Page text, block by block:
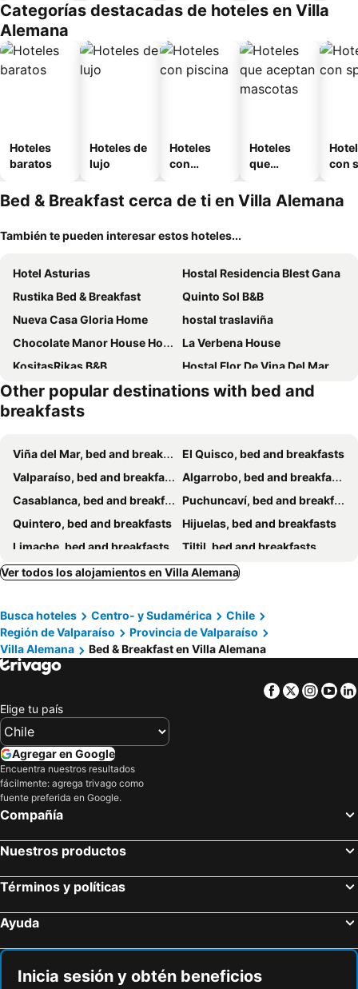
o
Categorías destacadas de hoteles en Villa
Alemana
Hoteles
baratos
Hoteles de
lujo
Hoteles
con
Hoteles
que
mascotas
con
Bed & Breakfast cerca de ti en Villa Alemana
También te pueden interesar estos hoteles...
Hotel Asturias
Hostal Residencia Blest Gana
Rustika Bed & Breakfast
Quinto Sol B&B
Nueva Casa Gloria Home
hostal traslaviña
Chocolate Manor House Hotel Boutique
La Verbena House
KositasRikas B&B
Hostal Flor De Vina Del Mar
Habitacion amoblada single
Hostal Terraza Traslaviña
Arce Marron
Quinta Mar 6 Norte 985
La Casa De Eduardo En Renaca
Turismo Quintamar 5 Poniente 431
Habiteca Acentto B&B
Alojamiento Viña, Tranquilidad Y Conectividad
Other popular destinations with bed and
breakfasts
Viña del Mar, bed and breakfasts
El Quisco, bed and breakfasts
Valparaíso, bed and breakfasts
Algarrobo, bed and breakfasts
Casablanca, bed and breakfasts
Puchuncaví, bed and breakfasts
Quintero, bed and breakfasts
Hijuelas, bed and breakfasts
Limache, bed and breakfasts
Tiltil, bed and breakfasts
Curacaví, bed and breakfasts
Llaillay, bed and breakfasts
Ver todos los alojamientos en Villa Alemana
Busca hoteles Centro- y Sudamérica
Chile
Región de Valparaíso
Provincia de Valparaíso
Villa Alemana
Bed & Breakfast en Villa Alemana
Facebook
Twitter
Elige tu país
Agregar en Google
Encuentra nuestros resultados
fácilmente: agrega trivago como
fuente preferida en Google.
Compañía
Nuestros productos
Términos y políticas
Ayuda
Inicia sesión y obtén beneficios